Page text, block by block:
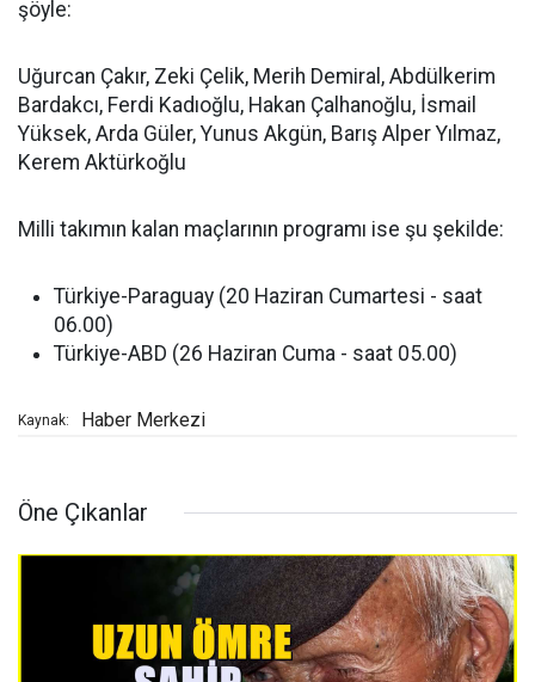
şöyle:
Uğurcan Çakır, Zeki Çelik, Merih Demiral, Abdülkerim
Bardakcı, Ferdi Kadıoğlu, Hakan Çalhanoğlu, İsmail
Yüksek, Arda Güler, Yunus Akgün, Barış Alper Yılmaz,
Kerem Aktürkoğlu
Milli takımın kalan maçlarının programı ise şu şekilde:
Türkiye-Paraguay (20 Haziran Cumartesi - saat
06.00)
Türkiye-ABD (26 Haziran Cuma - saat 05.00)
Kaynak: Haber Merkezi
Öne Çıkanlar